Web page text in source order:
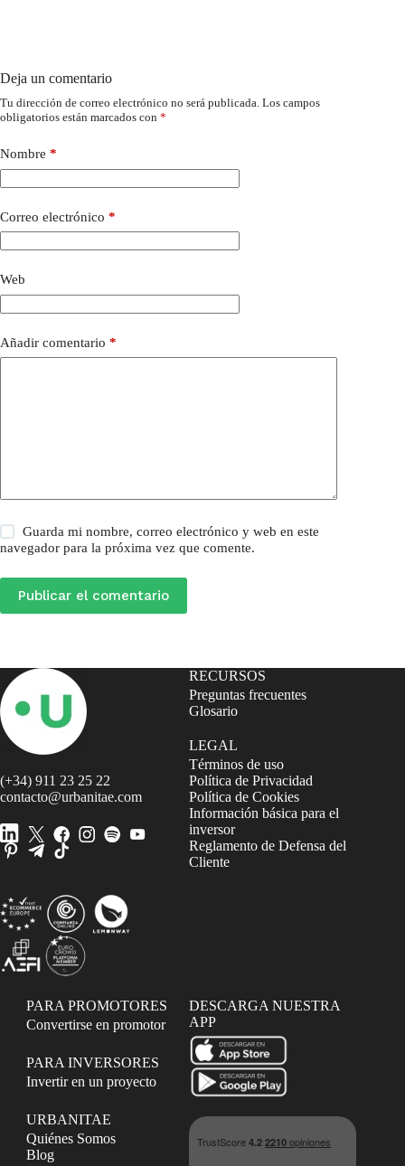
Deja un comentario
Tu dirección de correo electrónico no será publicada. Los campos
obligatorios están marcados con *
Nombre *
Correo electrónico *
Web
Añadir comentario *
Guarda mi nombre, correo electrónico y web en este
navegador para la próxima vez que comente.
Publicar el comentario
(+34) 911 23 25 22
contacto@urbanitae.com
RECURSOS
Preguntas frecuentes
Glosario
LEGAL
Términos de uso
Política de Privacidad
Política de Cookies
Información básica para el
inversor
Reglamento de Defensa del
Cliente
PARA PROMOTORES
Convertirse en promotor
PARA INVERSORES
Invertir en un proyecto
URBANITAE
Quiénes Somos
Blog
DESCARGA NUESTRA
APP